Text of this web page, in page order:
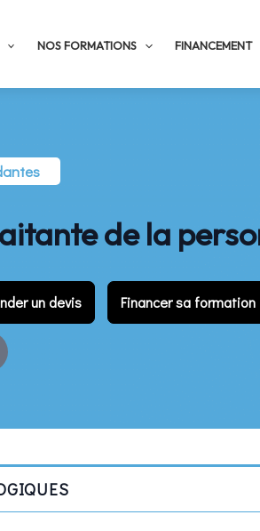
NOS FORMATIONS FINANCEMENT
de la
un devis Financer sa formation